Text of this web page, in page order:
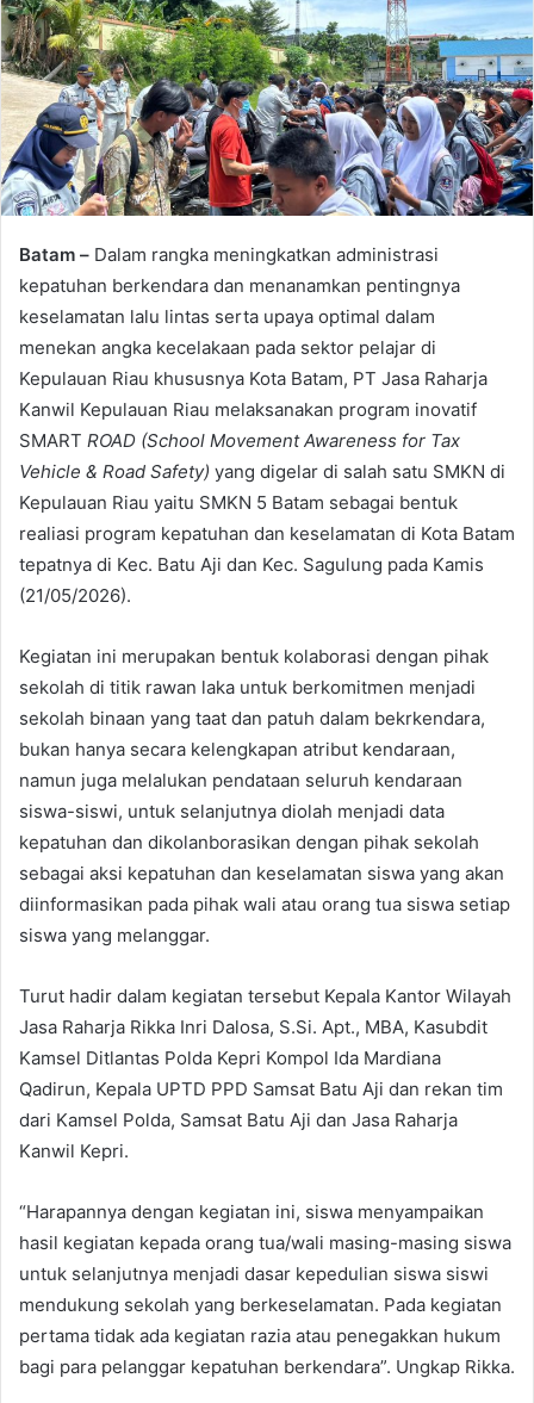
Batam – Dalam rangka meningkatkan administrasi
kepatuhan berkendara dan menanamkan pentingnya
keselamatan lalu lintas serta upaya optimal dalam
menekan angka kecelakaan pada sektor pelajar di
Kepulauan Riau khususnya Kota Batam, PT Jasa Raharja
Kanwil Kepulauan Riau melaksanakan program inovatif
SMART ROAD (School Movement Awareness for Tax
Vehicle & Road Safety) yang digelar di salah satu SMKN di
Kepulauan Riau yaitu SMKN 5 Batam sebagai bentuk
realiasi program kepatuhan dan keselamatan di Kota Batam
tepatnya di Kec. Batu Aji dan Kec. Sagulung pada Kamis
(21/05/2026).
Kegiatan ini merupakan bentuk kolaborasi dengan pihak
sekolah di titik rawan laka untuk berkomitmen menjadi
sekolah binaan yang taat dan patuh dalam bekrkendara,
bukan hanya secara kelengkapan atribut kendaraan,
namun juga melalukan pendataan seluruh kendaraan
siswa-siswi, untuk selanjutnya diolah menjadi data
kepatuhan dan dikolanborasikan dengan pihak sekolah
sebagai aksi kepatuhan dan keselamatan siswa yang akan
diinformasikan pada pihak wali atau orang tua siswa setiap
siswa yang melanggar.
Turut hadir dalam kegiatan tersebut Kepala Kantor Wilayah
Jasa Raharja Rikka Inri Dalosa, S.Si. Apt., MBA, Kasubdit
Kamsel Ditlantas Polda Kepri Kompol Ida Mardiana
Qadirun, Kepala UPTD PPD Samsat Batu Aji dan rekan tim
dari Kamsel Polda, Samsat Batu Aji dan Jasa Raharja
Kanwil Kepri.
“Harapannya dengan kegiatan ini, siswa menyampaikan
hasil kegiatan kepada orang tua/wali masing-masing siswa
untuk selanjutnya menjadi dasar kepedulian siswa siswi
mendukung sekolah yang berkeselamatan. Pada kegiatan
pertama tidak ada kegiatan razia atau penegakkan hukum
bagi para pelanggar kepatuhan berkendara”. Ungkap Rikka.